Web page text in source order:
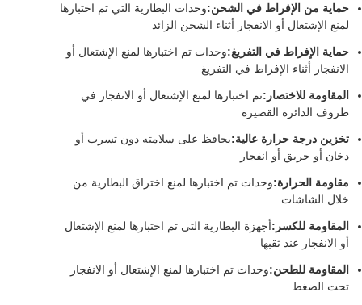
حماية من الإفراط في الشحن:وحدات البطارية التي تم اختبارها
لمنع الإشتعال أو الانفجار أثناء الشحن الزائد
حماية الإفراط في التفريغ:وحدات تم اختبارها لمنع الإشتعال أو
الانفجار أثناء الإفراط في التفريغ
المقاومة للاختصار:تم اختبارها لمنع الإشتعال أو الانفجار في
ظروف الدائرة القصيرة
تخزين درجة حرارة عالية:يحافظ على سلامته دون تسرب أو
دخان أو حريق أو انفجار
مقاومة الحرارة:وحدات تم اختبارها لمنع اختراق البطارية من
خلال الشاشات
المقاومة للكسر:أجهزة البطارية التي تم اختبارها لمنع الإشتعال
أو الانفجار عند ثقبها
المقاومة للطحن:وحدات تم اختبارها لمنع الإشتعال أو الانفجار
تحت الضغط